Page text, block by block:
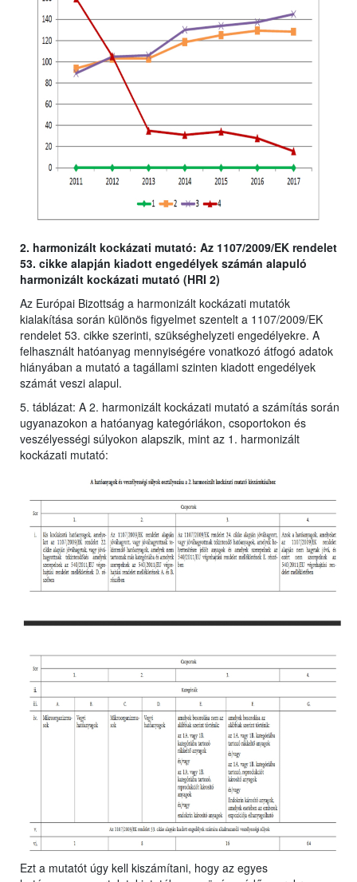
2. harmonizált kockázati mutató: Az 1107/2009/EK rendelet
53. cikke alapján kiadott engedélyek számán alapuló
harmonizált kockázati mutató (HRI 2)
Az Európai Bizottság a harmonizált kockázati mutatók
kialakítása során különös figyelmet szentelt a 1107/2009/EK
rendelet 53. cikke szerinti, szükséghelyzeti engedélyekre. A
felhasznált hatóanyag mennyiségére vonatkozó átfogó adatok
hiányában a mutató a tagállami szinten kiadott engedélyek
számát veszi alapul.
5. táblázat: A 2. harmonizált kockázati mutató a számítás során
ugyanazokon a hatóanyag kategóriákon, csoportokon és
veszélyességi súlyokon alapszik, mint az 1. harmonizált
kockázati mutató:
Ezt a mutatót úgy kell kiszámítani, hogy az egyes